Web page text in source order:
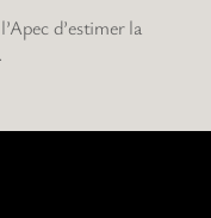
d’estimer la